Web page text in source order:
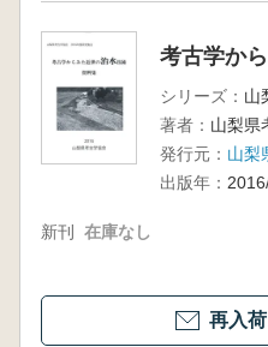
考古学か
シリーズ：
著者： 山梨
発行元： 山梨
出版年：
新刊 在庫なし
再入